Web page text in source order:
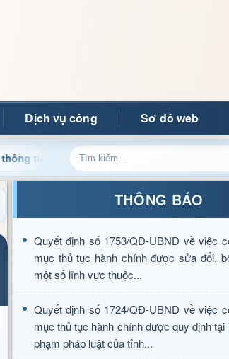
Dịch vụ công Sơ đồ web
điều hành, thủ tục hành chính và tin tức địa
THÔNG BÁO
Quyết định số 1753/QĐ-UBND về việc
mục thủ tục hành chính được sửa đổi,
một số lĩnh vực thuộc...
Quyết định số 1724/QĐ-UBND về việc
mục thủ tục hành chính được quy định tại
phạm pháp luật của tỉnh...